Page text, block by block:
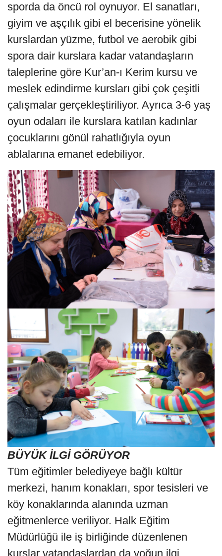
sporda da öncü rol oynuyor. El sanatları,
giyim ve aşçılık gibi el becerisine yönelik
kurslardan yüzme, futbol ve aerobik gibi
spora dair kurslara kadar vatandaşların
taleplerine göre Kur’an-ı Kerim kursu ve
meslek edindirme kursları gibi çok çeşitli
çalışmalar gerçekleştiriliyor. Ayrıca 3-6 yaş
oyun odaları ile kurslara katılan kadınlar
çocuklarını gönül rahatlığıyla oyun
ablalarına emanet edebiliyor.
BÜYÜK İLGİ GÖRÜYOR
Tüm eğitimler belediyeye bağlı kültür
merkezi, hanım konakları, spor tesisleri ve
köy konaklarında alanında uzman
eğitmenlerce veriliyor. Halk Eğitim
Müdürlüğü ile iş birliğinde düzenlenen
kurslar vatandaşlardan da yoğun ilgi